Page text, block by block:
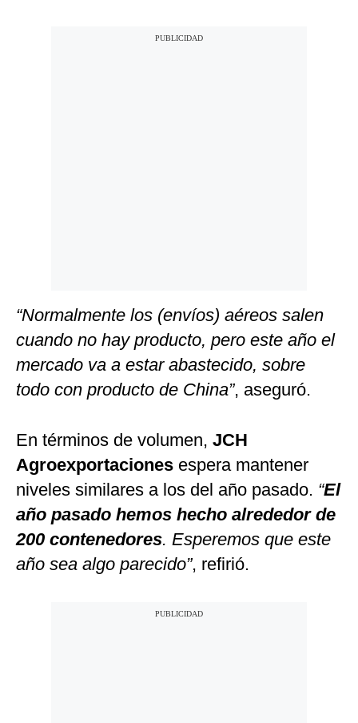
“Normalmente los (envíos) aéreos salen
cuando no hay producto, pero este año el
mercado va a estar abastecido, sobre
todo con producto de China”, aseguró.
En términos de volumen, JCH
Agroexportaciones espera mantener
niveles similares a los del año pasado. “El
año pasado hemos hecho alrededor de
200 contenedores. Esperemos que este
año sea algo parecido”, refirió.